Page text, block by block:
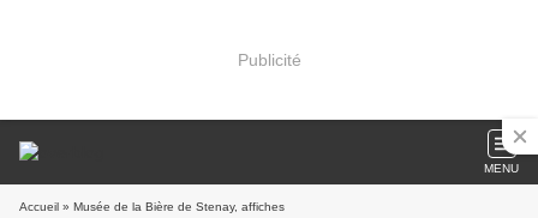
Publicité
MENU
Accueil » Musée de la Bière de Stenay, affiches